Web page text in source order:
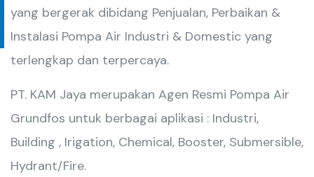
yang bergerak dibidang Penjualan, Perbaikan &
Instalasi Pompa Air Industri & Domestic yang
terlengkap dan terpercaya.
PT. KAM Jaya merupakan Agen Resmi Pompa Air
Grundfos untuk berbagai aplikasi : Industri,
Building , Irigation, Chemical, Booster, Submersible,
Hydrant/Fire.